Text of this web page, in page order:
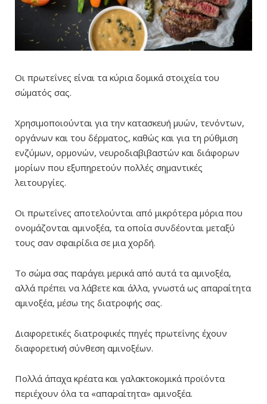
Οι πρωτεΐνες είναι τα κύρια δομικά στοιχεία του
σώματός σας.
Χρησιμοποιούνται για την κατασκευή μυών, τενόντων,
οργάνων και του δέρματος, καθώς και για τη ρύθμιση
ενζύμων, ορμονών, νευροδιαβιβαστών και διάφορων
μορίων που εξυπηρετούν πολλές σημαντικές
λειτουργίες.
Οι πρωτεΐνες αποτελούνται από μικρότερα μόρια που
ονομάζονται αμινοξέα, τα οποία συνδέονται μεταξύ
τους σαν σφαιρίδια σε μια χορδή.
Το σώμα σας παράγει μερικά από αυτά τα αμινοξέα,
αλλά πρέπει να λάβετε και άλλα, γνωστά ως απαραίτητα
αμινοξέα, μέσω της διατροφής σας.
Διαφορετικές διατροφικές πηγές πρωτεΐνης έχουν
διαφορετική σύνθεση αμινοξέων.
Πολλά άπαχα κρέατα και γαλακτοκομικά προϊόντα
περιέχουν όλα τα «απαραίτητα» αμινοξέα.